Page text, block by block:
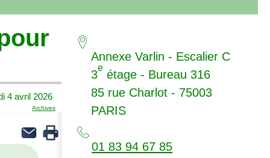
4 avril 2026
Archives
Annexe Varlin - Escalier C
3
e
étage - Bureau 316
85 rue Charlot - 75003
PARIS
01 83 94 67 85